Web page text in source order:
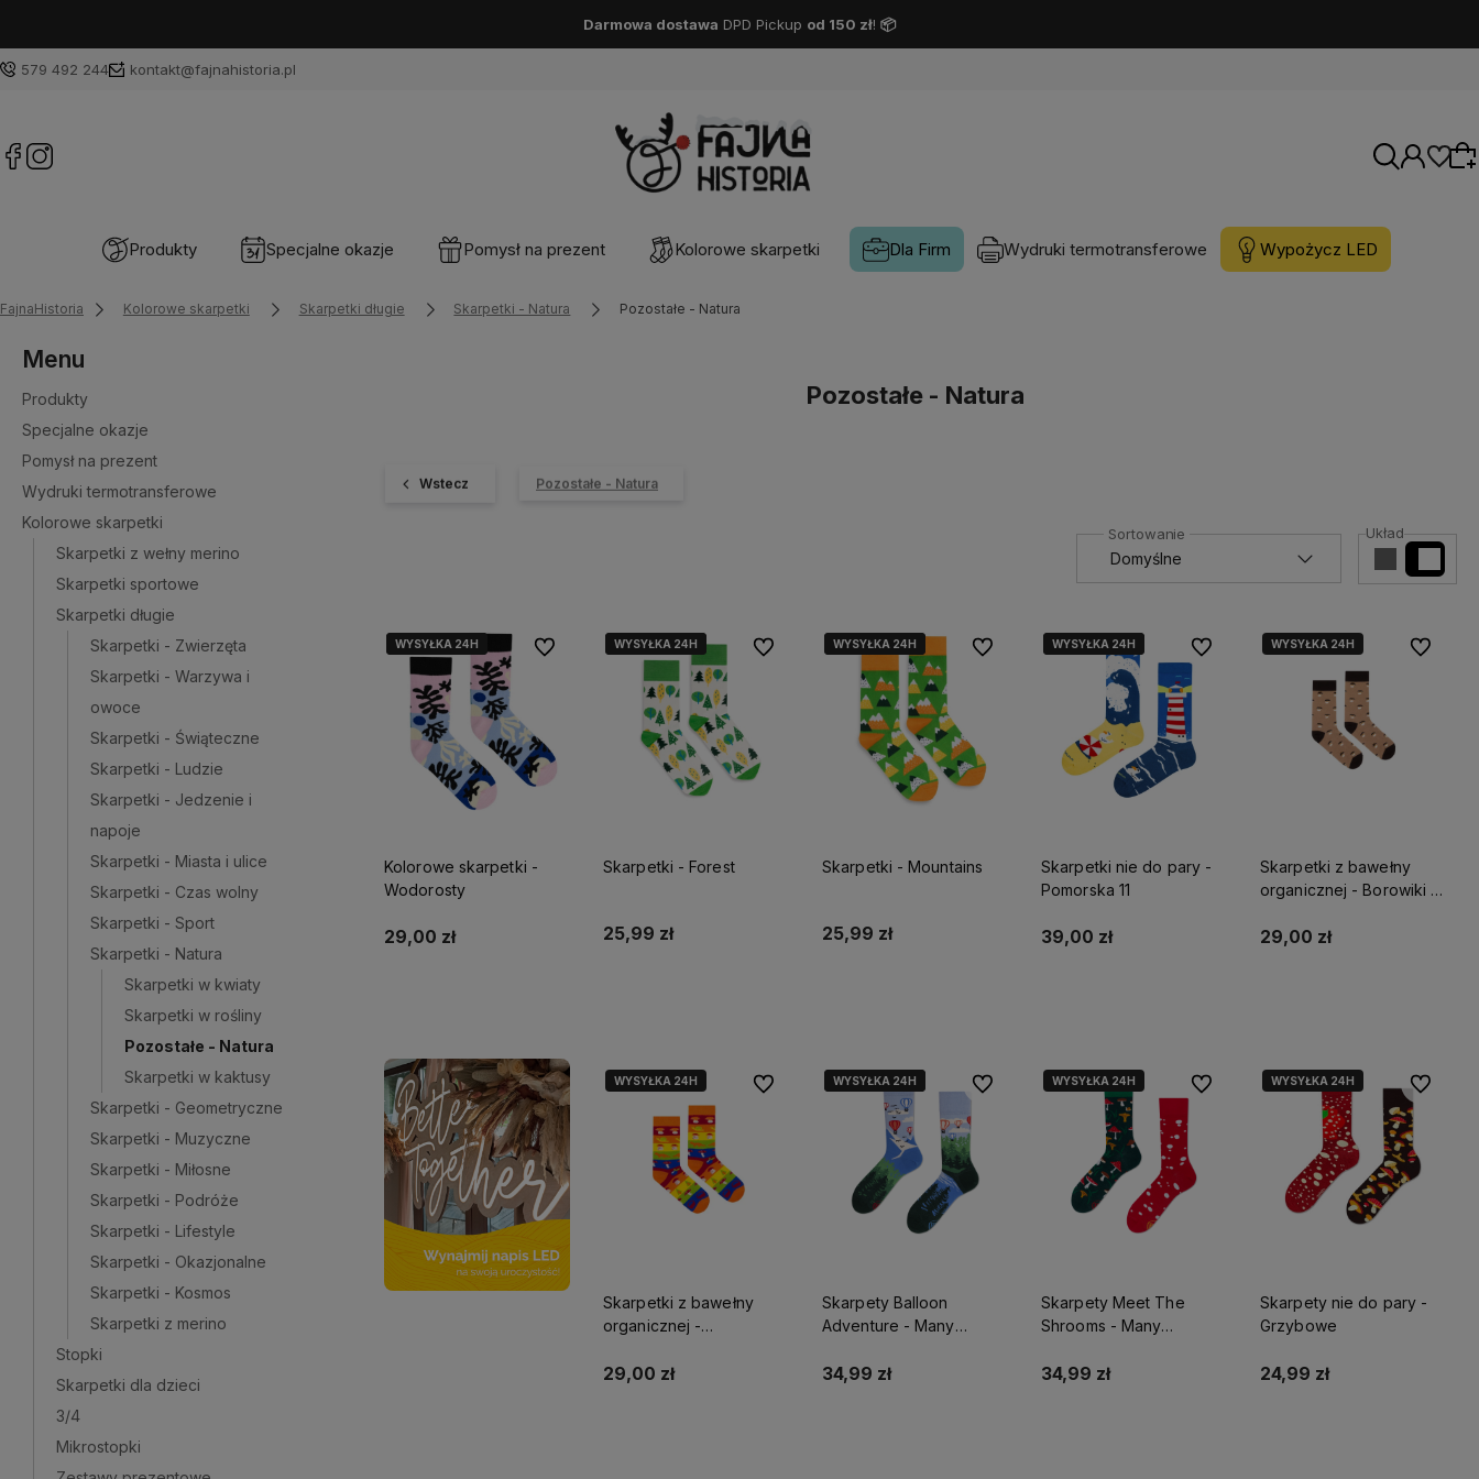
Darmowa dostawa DPD Pickup od 150 zł! 📦
579 492 244 kontakt@fajnahistoria.pl
Produkty Specjalne okazje Pomysł na prezent Kolorowe skarpetki Dla Firm Wydruki termotransferowe Wypożycz LED
FajnaHistoria Kolorowe skarpetki Skarpetki długie Skarpetki - Natura Pozostałe - Natura
Menu
Produkty
Specjalne okazje
Pomysł na prezent
Wydruki termotransferowe
Kolorowe skarpetki
Skarpetki z wełny merino
Skarpetki sportowe
Skarpetki długie
Skarpetki - Zwierzęta
Skarpetki - Warzywa i
owoce
Skarpetki - Świąteczne
Skarpetki - Ludzie
Skarpetki - Jedzenie i
napoje
Skarpetki - Miasta i ulice
Skarpetki - Czas wolny
Skarpetki - Sport
Skarpetki - Natura
Skarpetki w kwiaty
Skarpetki w rośliny
Pozostałe - Natura
Skarpetki w kaktusy
Skarpetki - Geometryczne
Skarpetki - Muzyczne
Skarpetki - Miłosne
Skarpetki - Podróże
Skarpetki - Lifestyle
Skarpetki - Okazjonalne
Skarpetki - Kosmos
Skarpetki z merino
Stopki
Skarpetki dla dzieci
3/4
Mikrostopki
Pozostałe - Natura
Wstecz Pozostałe - Natura
Układ
WYSYŁKA 24H
WYSYŁKA 24H
Kolorowe skarpetki -
Wodorosty
29,00 zł
Do ulubionychWYSYŁKA 24H
WYSYŁKA 24H
Skarpetki - Forest
25,99 zł
Do ulubionychWYSYŁKA 24H
WYSYŁKA 24H
Skarpetki - Mountains
25,99 zł
Do ulubionychWYSYŁKA 24H
WYSYŁKA 24H
Skarpetki nie do pary -
Pomorska 11
39,00 zł
Do ulubionychWYSYŁKA 24H
Skarpetki z bawełny
organicznej - Borowiki -
29,00 zł
Do
WYSYŁKA 24H
Skarpetki z bawełny
organicznej -
29,00 zł
Do ulubionychWYSYŁKA 24H
WYSYŁKA 24H
Skarpety Balloon
Adventure - Many
34,99 zł
Do ulubionychWYSYŁKA 24H
Skarpety Meet The
Shrooms - Many
34,99 zł
Do ulubionychWYSYŁKA 24H
Skarpety nie do pary -
Grzybowe
24,99 zł
Do